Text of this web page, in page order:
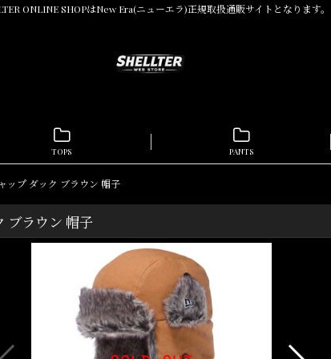
ONLINE SHOPはNew Era(ニューエラ)正規取扱通販サイトとなります。
TOPS PANTS
ップ ダック ブラウン 帽子
ブラウン 帽子